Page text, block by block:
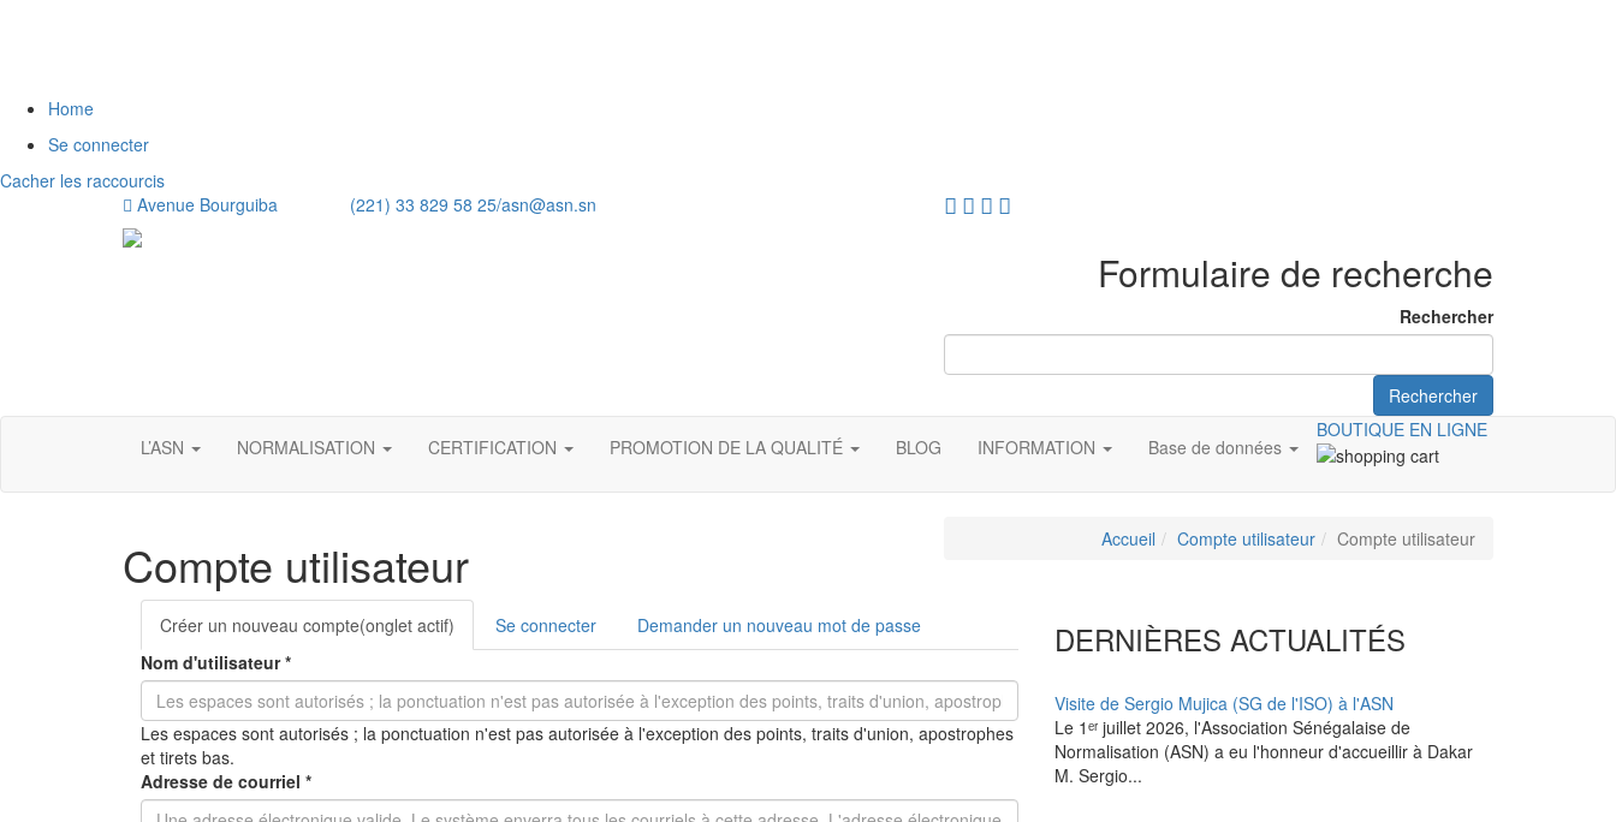
Home
Se connecter
Cacher les raccourcis
Avenue Bourguiba (221) 33 829 58 25/asn@asn.sn
Formulaire de recherche
Rechercher
Rechercher
L’ASN NORMALISATION CERTIFICATION PROMOTION DE LA QUALITÉ BLOG INFORMATION Base de données
BOUTIQUE EN LIGNE
Compte utilisateur Accueil Compte utilisateur Compte utilisateur
Onglets
principaux
Créer un nouveau compte(onglet actif) Se connecter
Demander un nouveau mot de passe
Nom d'utilisateur*
Les espaces sont autorisés ; la ponctuation n'est pas autorisée à l'exception des points, traits d'union, apostrophes
et tirets bas.
Adresse de courriel *
DERNIÈRES ACTUALITÉS
Visite de Sergio Mujica (SG de l'ISO) à l'ASN
Le 1ᵉʳ juillet 2026, l'Association Sénégalaise de
Normalisation (ASN) a eu l'honneur d'accueillir à Dakar
M. Sergio...